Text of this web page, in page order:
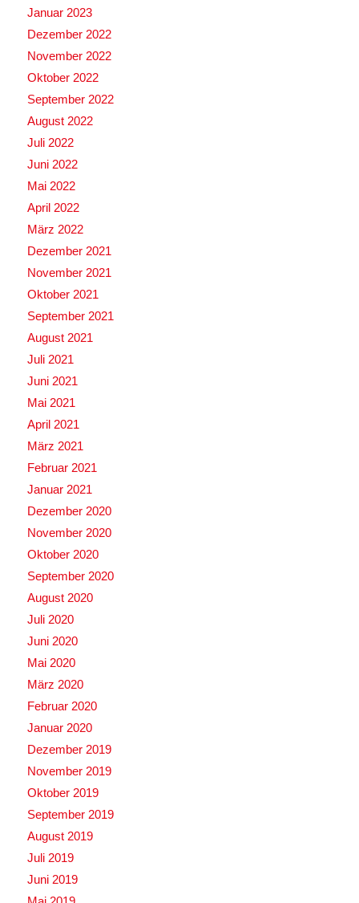
Januar 2023
Dezember 2022
November 2022
Oktober 2022
September 2022
August 2022
Juli 2022
Juni 2022
Mai 2022
April 2022
März 2022
Dezember 2021
November 2021
Oktober 2021
September 2021
August 2021
Juli 2021
Juni 2021
Mai 2021
April 2021
März 2021
Februar 2021
Januar 2021
Dezember 2020
November 2020
Oktober 2020
September 2020
August 2020
Juli 2020
Juni 2020
Mai 2020
März 2020
Februar 2020
Januar 2020
Dezember 2019
November 2019
Oktober 2019
September 2019
August 2019
Juli 2019
Juni 2019